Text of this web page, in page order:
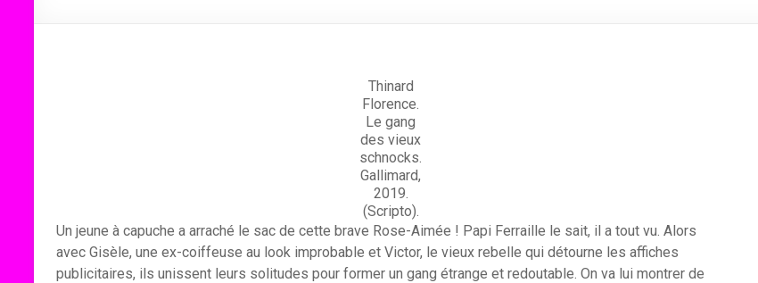
Thinard
Florence.
Le gang
des vieux
schnocks.
Gallimard,
2019.
(Scripto).
Un jeune à capuche a arraché le sac de cette brave Rose-Aimée ! Papi Ferraille le sait, il a tout vu. Alors
avec Gisèle, une ex-coiffeuse au look improbable et Victor, le vieux rebelle qui détourne les affiches
publicitaires, ils unissent leurs solitudes pour former un gang étrange et redoutable. On va lui montrer de